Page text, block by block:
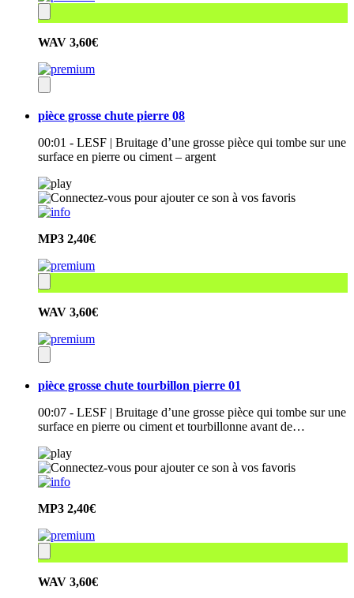
WAV 3,60€
pièce grosse chute pierre 08
00:01 - LESF | Bruitage d’une grosse pièce qui tombe sur une
surface en pierre ou ciment – argent
MP3 2,40€
WAV 3,60€
pièce grosse chute tourbillon pierre 01
00:07 - LESF | Bruitage d’une grosse pièce qui tombe sur une
surface en pierre ou ciment et tourbillonne avant de…
MP3 2,40€
WAV 3,60€